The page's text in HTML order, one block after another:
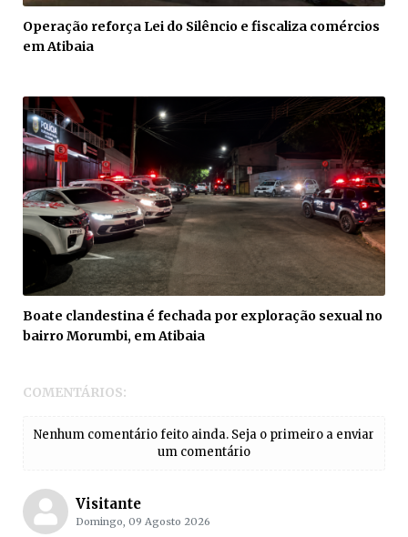
Operação reforça Lei do Silêncio e fiscaliza comércios
em Atibaia
Boate clandestina é fechada por exploração sexual no
bairro Morumbi, em Atibaia
COMENTÁRIOS:
Nenhum comentário feito ainda. Seja o primeiro a enviar
um comentário
Visitante
Domingo, 09 Agosto 2026